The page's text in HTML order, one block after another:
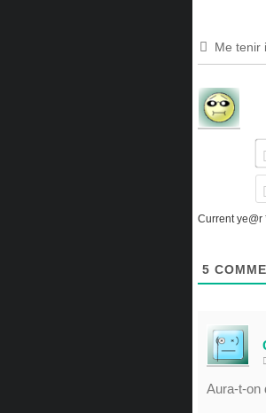
Me tenir
Current ye@r
5
Aura-t-on